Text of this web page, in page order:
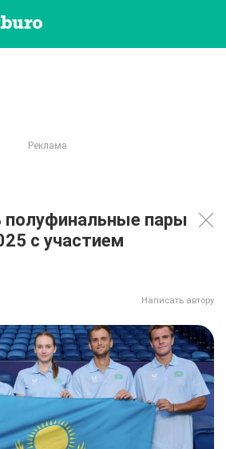
полуфинальные пары
с участием
Написать автору